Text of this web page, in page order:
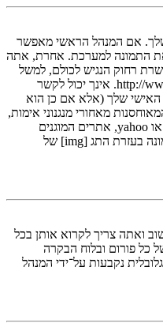
שלך. אם המנהל הראשי מאפשר
התמונה למערכת. אחרת, אתה
רחוק הנגיש לכולם, למשל
http://www.example.com/my-picture.gif. אינך יכול לקשר
שלך (אלא אם כן הוא
מאחורי מנגנוני אימות,
למשל תיבות הדואר של hotmail או yahoo, אתרים המוגנים
בססמה, וכד'. כדי להציג את התמונה בעזרת התג [img] של
ואתה צריך לקרוא אותן בכל
כל פורום ובלוח הבקרה
נקבעות על־ידי המנהל